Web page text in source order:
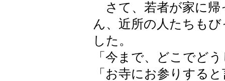
さて、若者が家に帰
ん、近所の人たちも
した。
「今まで、どこでど
「お寺にお参りする